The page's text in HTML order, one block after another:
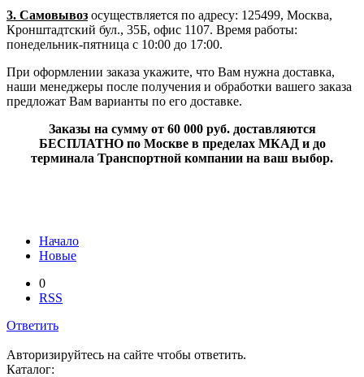
3. Самовывоз осуществляется по адресу: 125499, Москва,
Кронштадтский бул., 35Б, офис 1107. Время работы:
понедельник-пятница с 10:00 до 17:00.
При оформлении заказа укажите, что Вам нужна доставка,
наши менеджеры после получения и обработки вашего заказа
предложат Вам варианты по его доставке.
Заказы на сумму от 60 000 руб. доставляются
БЕСПЛАТНО по Москве в пределах МКАД и до
терминала Транспортной компании на ваш выбор.
Начало
Новые
0
RSS
Ответить
Авторизируйтесь на сайте чтобы ответить.
Каталог: